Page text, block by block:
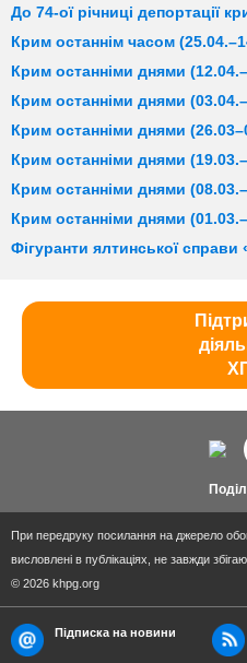
До 74-ої річниці депортації
Крим останнім часом
Крим останніми днями
Крим останніми днями
Крим останніми днями
Крим останніми днями
Крим останніми днями
Крим останніми днями
Фігуранти ялтинської справи
При передруку посилання на джерело
висловлені в публікаціях, не завжди
© 2026 khpg.org
Підписка на новини